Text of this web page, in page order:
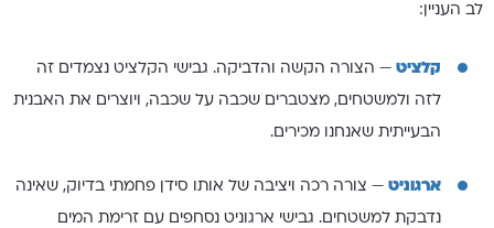
לב העניין:
קלציט — הצורה הקשה והדביקה. גבישי הקלציט נצמדים זה
לזה ולמשטחים, מצטברים שכבה על שכבה, ויוצרים את האבנית
הבעייתית שאנחנו מכירים.
ארגוניט — צורה רכה ויציבה של אותו סידן פחמתי בדיוק, שאינה
נדבקת למשטחים. גבישי ארגוניט נסחפים עם זרימת המים